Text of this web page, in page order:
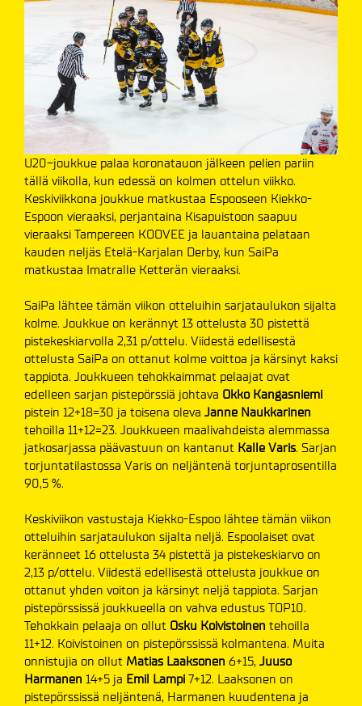
U20-joukkue palaa koronatauon jälkeen pelien pariin
tällä viikolla, kun edessä on kolmen ottelun viikko.
Keskiviikkona joukkue matkustaa Espooseen Kiekko-
Espoon vieraaksi, perjantaina Kisapuistoon saapuu
vieraaksi Tampereen KOOVEE ja lauantaina pelataan
kauden neljäs Etelä-Karjalan Derby, kun SaiPa
matkustaa Imatralle Ketterän vieraaksi.
SaiPa lähtee tämän viikon otteluihin sarjataulukon sijalta
kolme. Joukkue on kerännyt 13 ottelusta 30 pistettä
pistekeskiarvolla 2,31 p/ottelu. Viidestä edellisestä
ottelusta SaiPa on ottanut kolme voittoa ja kärsinyt kaksi
tappiota. Joukkueen tehokkaimmat pelaajat ovat
edelleen sarjan pistepörssiä johtava Okko Kangasniemi
pistein 12+18=30 ja toisena oleva Janne Naukkarinen
tehoilla 11+12=23. Joukkueen maalivahdeista alemmassa
jatkosarjassa päävastuun on kantanut Kalle Varis. Sarjan
torjuntatilastossa Varis on neljäntenä torjuntaprosentilla
90,5 %.
Keskiviikon vastustaja Kiekko-Espoo lähtee tämän viikon
otteluihin sarjataulukon sijalta neljä. Espoolaiset ovat
keränneet 16 ottelusta 34 pistettä ja pistekeskiarvo on
2,13 p/ottelu. Viidestä edellisestä ottelusta joukkue on
ottanut yhden voiton ja kärsinyt neljä tappiota. Sarjan
pistepörssissä joukkueella on vahva edustus TOP10.
Tehokkain pelaaja on ollut Osku Koivistoinen tehoilla
11+12. Koivistoinen on pistepörssissä kolmantena. Muita
onnistujia on ollut Matias Laaksonen 6+15, Juuso
Harmanen 14+5 ja Emil Lampi 7+12. Laaksonen on
pistepörssissä neljäntenä, Harmanen kuudentena ja